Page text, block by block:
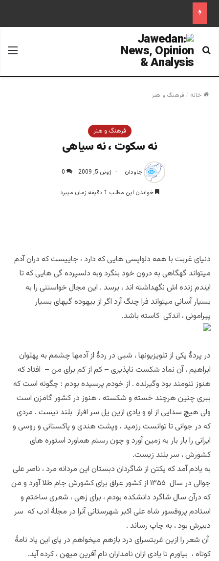
جستجو برای
خانه / فرهنگ و هنر
فرهنگ و هنر
نه سکوت ، نه سیاهی
جاودان ژوئن 5, 2009 0
خواندن این مطلب 1 دقیقه زمان میبرد
دنیای غربت با همه دلواپسی هایی که دارد ، جاییست که دران آدم
میتواند گهگاهی به درون خود بنگرد وبه دلسپرده گی هایی که تا
ایندم زنده اش نگهداشته اند ، برسد . این مجال خواستنی را به
بسیار آسانی میتواند فرا چنگ آرد اگر از بیهوده گیهای بسیار
پیرامونی ، اندکی کاسته باشد.
در پردۀ یکی از تلویزیونها ، شبی در ردۀ از آدمها چشمم به پهلوان
ابراهیم ، آن نماد شکست ناپذیری – کم از کم برای من – افتاد که
هنوز تنومند بود وگیرنده . از خودم پرسیده بودم : چگونه است که
ببری چنین هرچند خسته و شکسته ، هنوز در کشور گامزن است
ولی هیچ سدایی از او و یادی ازین یل سر افراز بلند نیست . مردی
که در جوانی تا توانست رزمید ، وپشت هندی و پاکستانی و روسی و
ایرانی را بار بار به زمین آورد و چون رستم هماورد استوره های
کشورش ، سر بلند زیست.
به یادم آمد که یکتن از شاگردان دبستان این مردانه مرد ، ناصر علی
جوالی در سال ۱۳۵۵ از کشور عراق برای کشورش جام طلا آورد و من
که درآن سال شاگرد دانشکده بودم ، برای زهی ، شعری ساختم و
استادم پروفسور شاه علی اکبر شهرستانی آنرا در مجلۀ ادب که سر
دبیرش بود ، به چاپ رساند .
آن شعر را ازین غربتسرای درد بازهم میخواهم در پای این یاد نامۀ
کوتاه ، بیاورم تا یادی ازان نامداران نام آفرین میهن ، کرده آید.